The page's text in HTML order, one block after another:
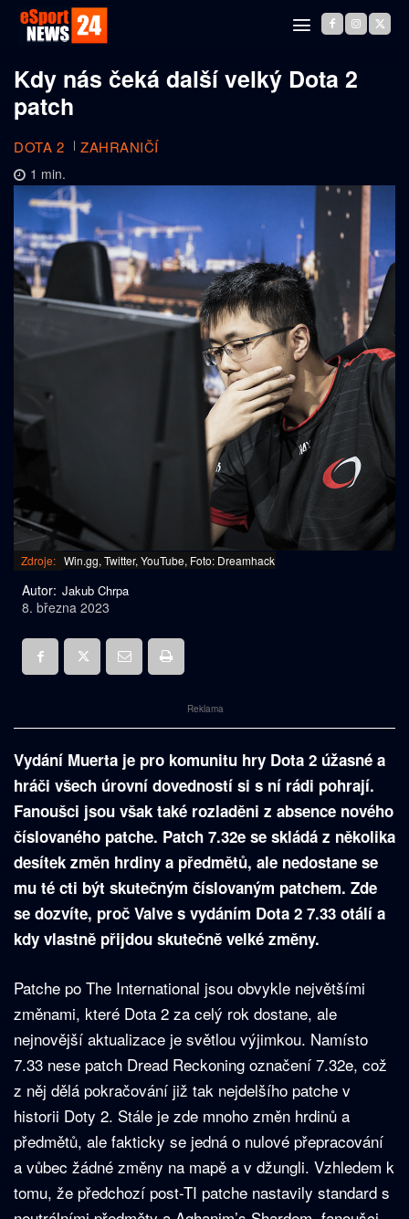
Kdy nás čeká další velký Dota 2
patch
DOTA 2 ZAHRANIČÍ
1 min.
Zdroje: Win.gg, Twitter, YouTube, Foto: Dreamhack
Autor: Jakub Chrpa
8. března 2023
Reklama
Vydání Muerta je pro komunitu hry Dota 2 úžasné a
hráči všech úrovní dovedností si s ní rádi pohrají.
Fanoušci jsou však také rozladěni z absence nového
číslovaného patche. Patch 7.32e se skládá z několika
desítek změn hrdiny a předmětů, ale nedostane se
mu té cti být skutečným číslovaným patchem. Zde
se dozvíte, proč Valve s vydáním Dota 2 7.33 otálí a
kdy vlastně přijdou skutečně velké změny.
Patche po The International jsou obvykle největšími
změnami, které Dota 2 za celý rok dostane, ale
nejnovější aktualizace je světlou výjimkou. Namísto
7.33 nese patch Dread Reckoning označení 7.32e, což
z něj dělá pokračování již tak nejdelšího patche v
historii Doty 2. Stále je zde mnoho změn hrdinů a
předmětů, ale fakticky se jedná o nulové přepracování
a vůbec žádné změny na mapě a v džungli. Vzhledem k
tomu, že předchozí post-TI patche nastavily standard s